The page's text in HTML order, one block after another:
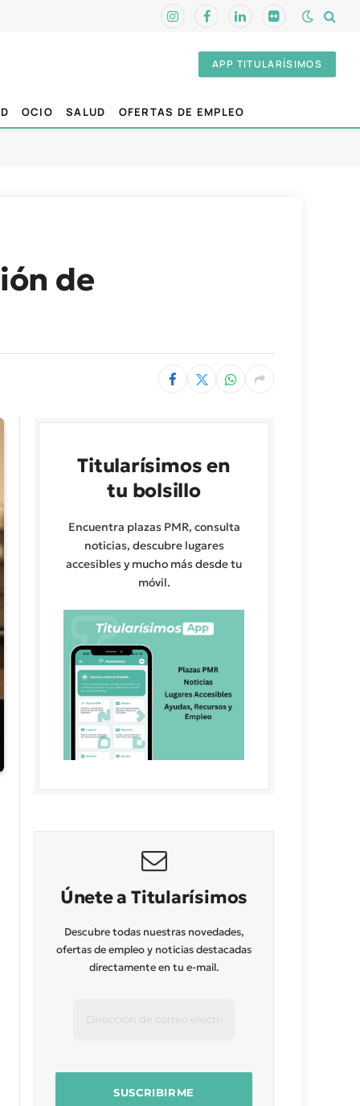
InstagramFacebookLinkedInFlickr
APP TITULARÍSIMOS
OCIO SALUD OFERTAS DE EMPLEO
de
Titularísimos en
tu bolsillo
Encuentra plazas PMR, consulta
noticias, descubre lugares
accesibles y mucho más desde tu
móvil.
Únete a Titularísimos
Descubre todas nuestras novedades,
ofertas de empleo y noticias destacadas
directamente en tu e-mail.